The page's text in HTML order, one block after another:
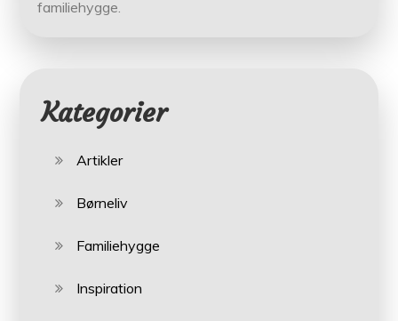
familiehygge.
Kategorier
Artikler
Børneliv
Familiehygge
Inspiration